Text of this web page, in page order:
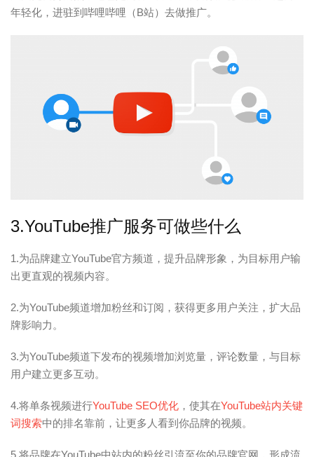
年轻化，进驻到哔哩哔哩（B站）去做推广。
3.YouTube推广服务可做些什么
1.为品牌建立YouTube官方频道，提升品牌形象，为目标用户输
出更直观的视频内容。
2.为YouTube频道增加粉丝和订阅，获得更多用户关注，扩大品
牌影响力。
3.为YouTube频道下发布的视频增加浏览量，评论数量，与目标
用户建立更多互动。
4.将单条视频进行YouTube SEO优化 ，使其在YouTube站内关键
词搜索中的排名靠前，让更多人看到你品牌的视频。
5.将品牌在YouTube中站内的粉丝引流至你的品牌官网，形成流